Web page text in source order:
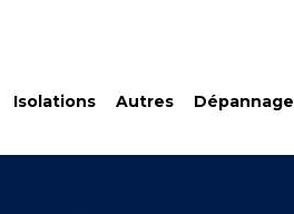
Isolations Autres Dépannage